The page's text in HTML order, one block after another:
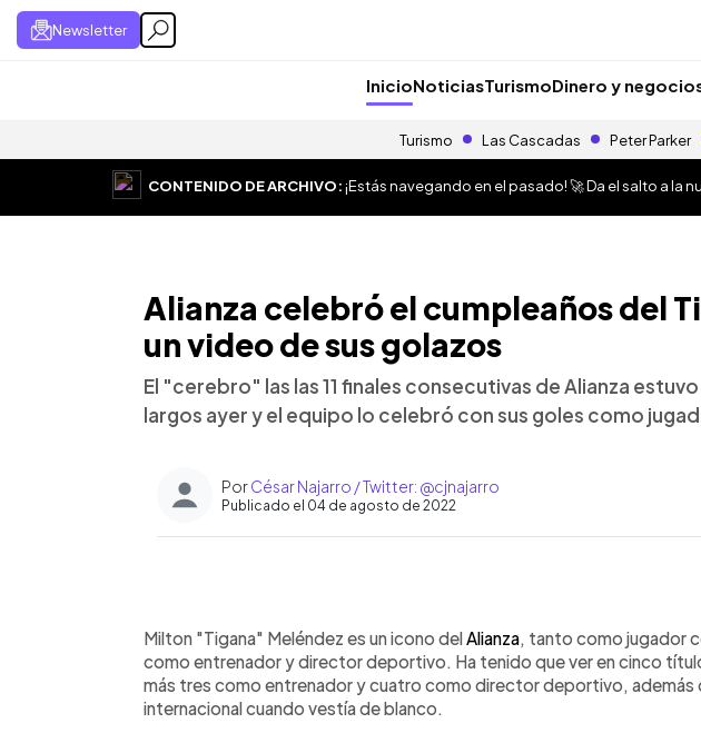
Newsletter
InicioNoticiasTurismoDinero y
Turismo Las Cascadas Peter Parker
CONTENIDO DE ARCHIVO:¡Estás navegando en el pasado! 🚀 Da el salto a la
Alianza celebró el cumpleaños del
un video de sus golazos
El "cerebro" las las 11 finales consecutivas de Alianza
largos ayer y el equipo lo celebró con sus goles como
PorCésar Najarro / Twitter: @cjnajarro
Publicado el 04 de agosto de 2022
► Escuchar artículo
Milton "Tigana" Meléndez es un icono delAlianza, tanto como jugador
como entrenador y director deportivo. Ha tenido que ver en cinco
más tres como entrenador y cuatro como director deportivo, además
internacional cuando vestía de blanco.